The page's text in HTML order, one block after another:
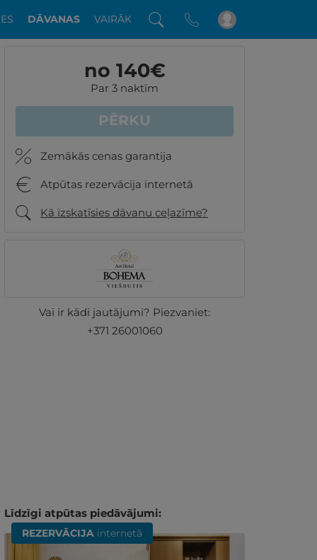
DĀVANAS VAIRĀK
no 140€
Par 3 naktīm
PĒRKU
Zemākās cenas garantija
Atpūtas rezervācija internetā
Kā izskatīsies dāvanu ceļazīme?
Vai ir kādi jautājumi? Piezvaniet:
+371 26001060
Līdzīgi atpūtas piedāvājumi:
REZERVĀCIJA internetā